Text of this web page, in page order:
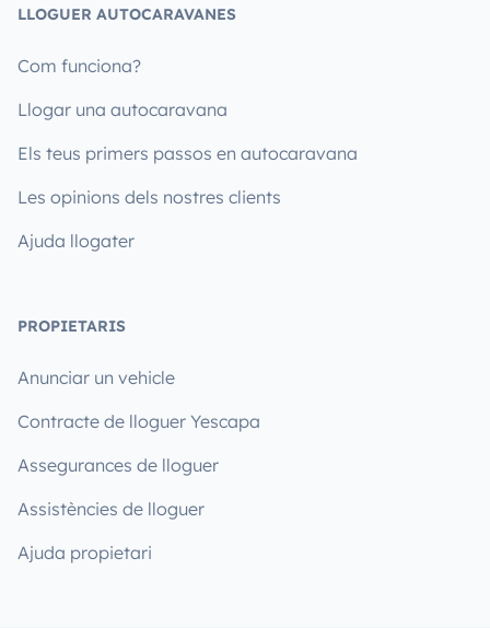
LLOGUER AUTOCARAVANES
Com funciona?
Llogar una autocaravana
Els teus primers passos en autocaravana
Les opinions dels nostres clients
Ajuda llogater
PROPIETARIS
Anunciar un vehicle
Contracte de lloguer Yescapa
Assegurances de lloguer
Assistències de lloguer
Ajuda propietari